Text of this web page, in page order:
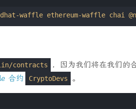
contracts
，因为我们将在我们的
合约
CryptoDevs 。